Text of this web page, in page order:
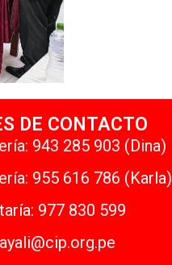
DE CONTACTO
943 285 903 (Dina)
955 616 786 (Karla)
977 830 599